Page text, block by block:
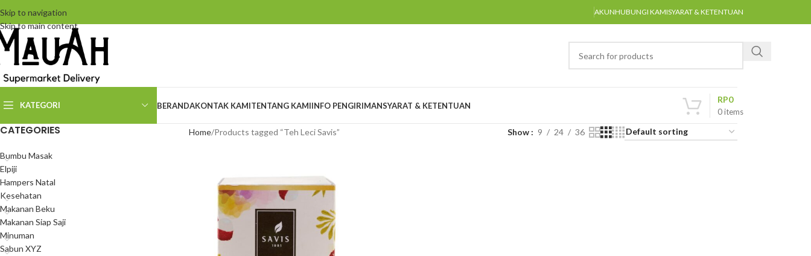
Skip to navigation
Skip to main content
AKUNHUBUNGI KAMISYARAT & KETENTUAN
KATEGORI BERANDAKONTAK KAMITENTANG KAMIINFO PENGIRIMANSYARAT & KETENTUAN
0items
RP0
CATEGORIES
Bumbu Masak
Elpiji
Hampers Natal
Kesehatan
Makanan Beku
Makanan Siap Saji
Minuman
Sabun XYZ
Home Products tagged “Teh Leci Savis” Show 9 24 36